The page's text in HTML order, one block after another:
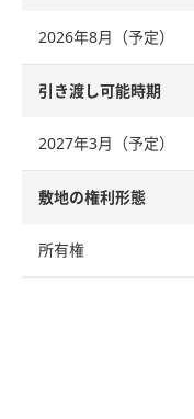
2026年8月（予定）
引き渡し可能時期
2027年3月（予定）
敷地の権利形態
所有権